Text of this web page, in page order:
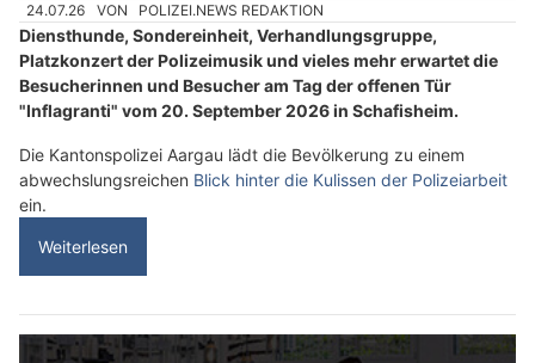
24.07.26 VON POLIZEI.NEWS REDAKTION
Diensthunde, Sondereinheit, Verhandlungsgruppe,
Platzkonzert der Polizeimusik und vieles mehr erwartet die
Besucherinnen und Besucher am Tag der offenen Tür
"Inflagranti" vom 20. September 2026 in Schafisheim.
Die Kantonspolizei Aargau lädt die Bevölkerung zu einem
abwechslungsreichen Blick hinter die Kulissen der Polizeiarbeit
ein.
Weiterlesen